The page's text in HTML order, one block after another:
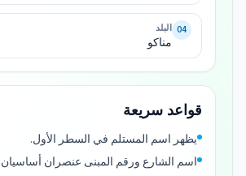
04 البلد
مناكو
قواعد سريعة
يظهر اسم المستلم في السطر الأول.
اسم الشارع ورقم المبنى عنصران أساسيان.